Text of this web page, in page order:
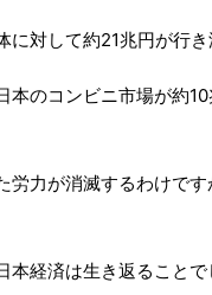
対して約21兆円が行き
のコンビニ市場が約10
力が消滅するわけで
経済は生き返ることで